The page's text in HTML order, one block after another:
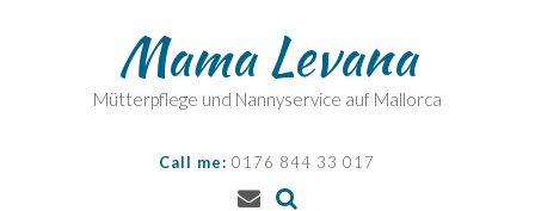
Mama Levana
Mütterpflege und Nannyservice auf Mallorca
Call me: 0176 844 33 017